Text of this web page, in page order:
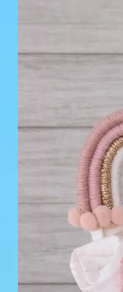
Kaya